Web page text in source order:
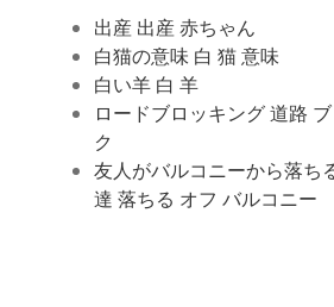
出産 出産 赤ちゃん
白猫の意味 白 猫 意味
白い羊 白 羊
ロードブロッキング 道路
ク
友人がバルコニーから落ち
達 落ちる オフ バルコニー